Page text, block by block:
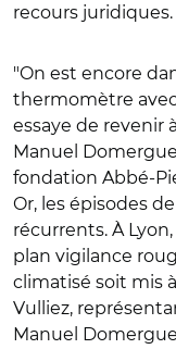
recours juridiques.
"On est encore
thermomètre
essaye de revenir
Manuel
fondation Abbé-
Or, les épisodes
récurrents. À Lyon,
plan vigilance
climatisé soit mis
Vulliez,
Manuel